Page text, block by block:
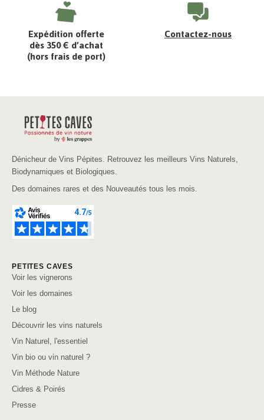
Expédition offerte
dès 350 € d’achat
(hors frais de port)
Contactez-nous
Dénicheur de Vins Pépites. Retrouvez les meilleurs Vins Naturels,
Biodynamiques et Biologiques.
Des domaines rares et des Nouveautés tous les mois.
PETITES CAVES
Voir les vignerons
Voir les domaines
Le blog
Découvrir les vins naturels
Vin Naturel, l'essentiel
Vin bio ou vin naturel ?
Vin Méthode Nature
Cidres & Poirés
Presse